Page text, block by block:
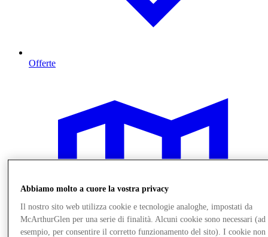
Offerte
Abbiamo molto a cuore la vostra privacy
Il nostro sito web utilizza cookie e tecnologie analoghe, impostati da
McArthurGlen per una serie di finalità. Alcuni cookie sono necessari (ad
esempio, per consentire il corretto funzionamento del sito). I cookie non